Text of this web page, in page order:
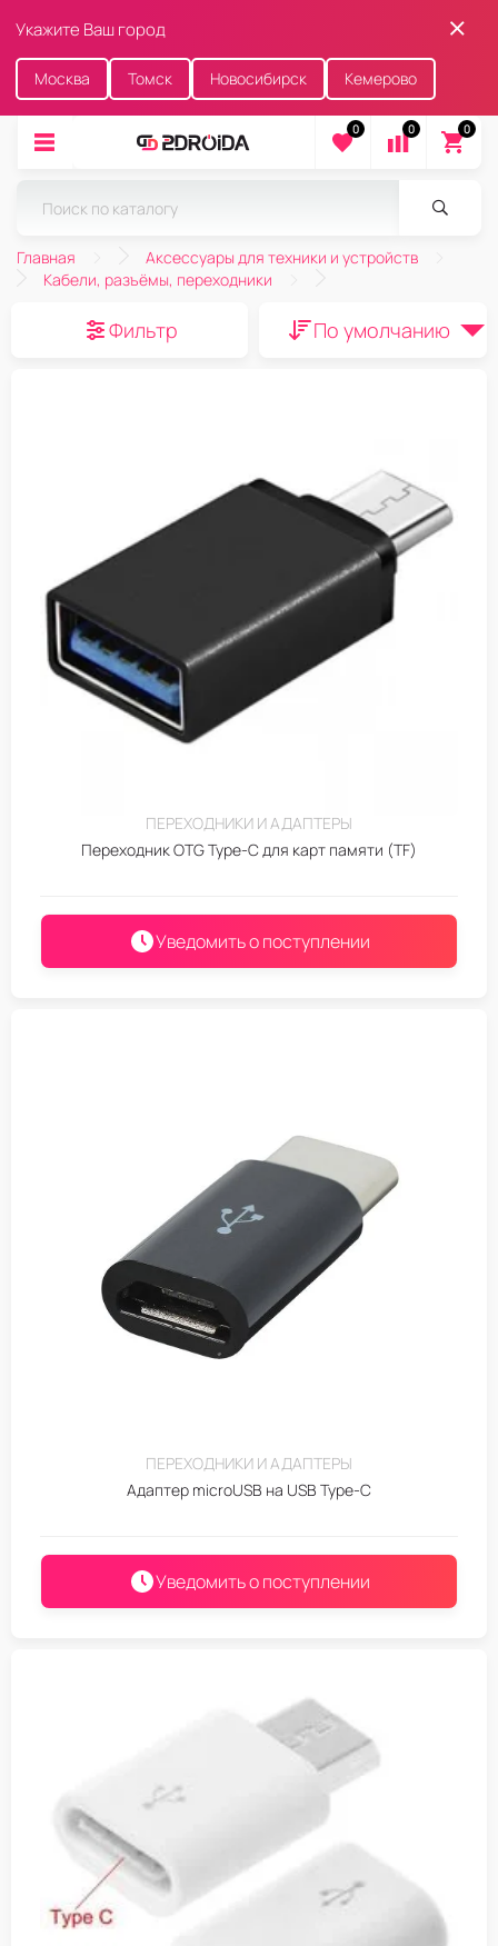
Укажите Ваш город
Москва Томск Новосибирск Кемерово
0 0 0
Главная
Аксессуары для техники и устройств
Кабели, разъёмы, переходники
Фильтр По умолчанию
ПЕРЕХОДНИКИ И АДАПТЕРЫ
Переходник OTG Type-С для карт памяти (TF)
Уведомить о поступлении
ПЕРЕХОДНИКИ И АДАПТЕРЫ
Адаптер microUSB на USB Type-C
Уведомить о поступлении